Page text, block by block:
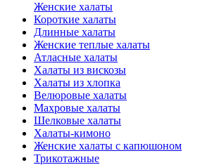
Женские халаты
Короткие халаты
Длинные халаты
Женские теплые халаты
Атласные халаты
Халаты из вискозы
Халаты из хлопка
Велюровые халаты
Махровые халаты
Шелковые халаты
Халаты-кимоно
Женские халаты с капюшоном
Трикотажные